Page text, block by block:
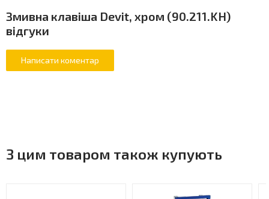
Змивна клавіша Devit, хром (90.211.KH)
відгуки
З цим товаром також купують